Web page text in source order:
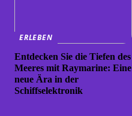
ERLEBEN
Entdecken Sie die Tiefen des
Meeres mit Raymarine: Eine
neue Ära in der
Schiffselektronik